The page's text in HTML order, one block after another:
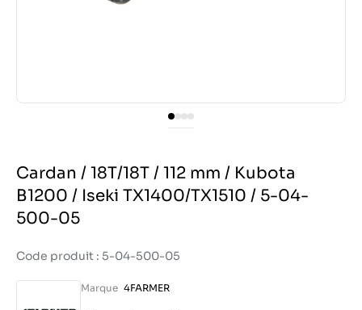
Cardan / 18T/18T / 112 mm / Kubota
B1200 / Iseki TX1400/TX1510 / 5-04-
500-05
Code produit : 5-04-500-05
Marque 4FARMER